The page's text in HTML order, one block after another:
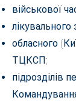
військової
лікувального
обласного
ТЦКСП;
підрозділів